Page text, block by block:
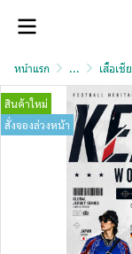
หน้าแรก ... เสื้อเชี
สินค้าใหม่
สั่งจองล่วงหน้า